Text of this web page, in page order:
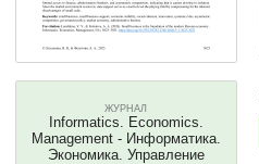
ЖУРНАЛ
Informatics. Economics.
Management - Информатика.
Экономика. Управление